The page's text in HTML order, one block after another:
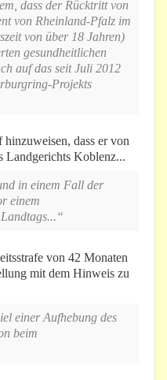
dass der Rücktritt von
von Rheinland-Pfalz im
von über 18 Jahren)
gesundheitlichen
auf das seit Juli 2012
Projekts
dass er von
Landgerichts Koblenz...
in einem Fall der
einem
von 42 Monaten
mit dem Hinweis zu
einer Aufhebung des
beim